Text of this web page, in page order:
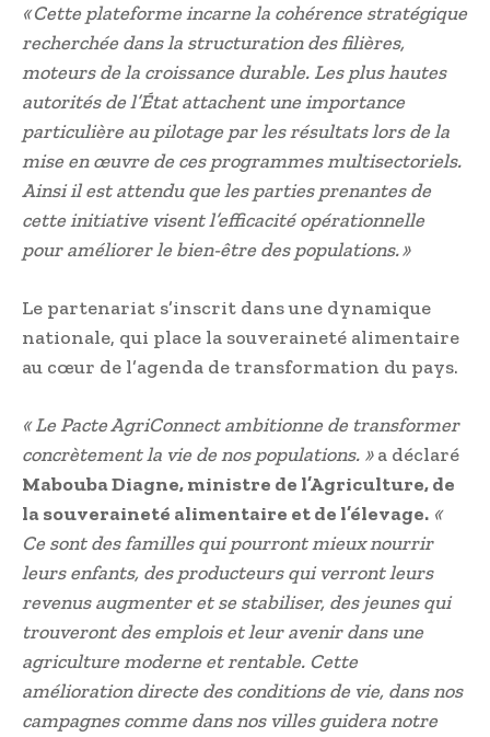
« Cette plateforme incarne la cohérence stratégique
recherchée dans la structuration des filières,
moteurs de la croissance durable. Les plus hautes
autorités de l’État attachent une importance
particulière au pilotage par les résultats lors de la
mise en œuvre de ces programmes multisectoriels.
Ainsi il est attendu que les parties prenantes de
cette initiative visent l’efficacité opérationnelle
pour améliorer le bien-être des populations. »
Le partenariat s’inscrit dans une dynamique
nationale, qui place la souveraineté alimentaire
au cœur de l’agenda de transformation du pays.
« Le Pacte AgriConnect ambitionne de transformer
concrètement la vie de nos populations. »a déclaré
Mabouba Diagne, ministre de l’Agriculture, de
la souveraineté alimentaire et de l’élevage. «
Ce sont des familles qui pourront mieux nourrir
leurs enfants, des producteurs qui verront leurs
revenus augmenter et se stabiliser, des jeunes qui
trouveront des emplois et leur avenir dans une
agriculture moderne et rentable. Cette
amélioration directe des conditions de vie, dans nos
campagnes comme dans nos villes guidera notre